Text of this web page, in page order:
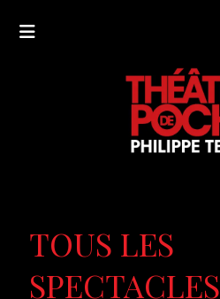
TOUS LES
SPECTACLES